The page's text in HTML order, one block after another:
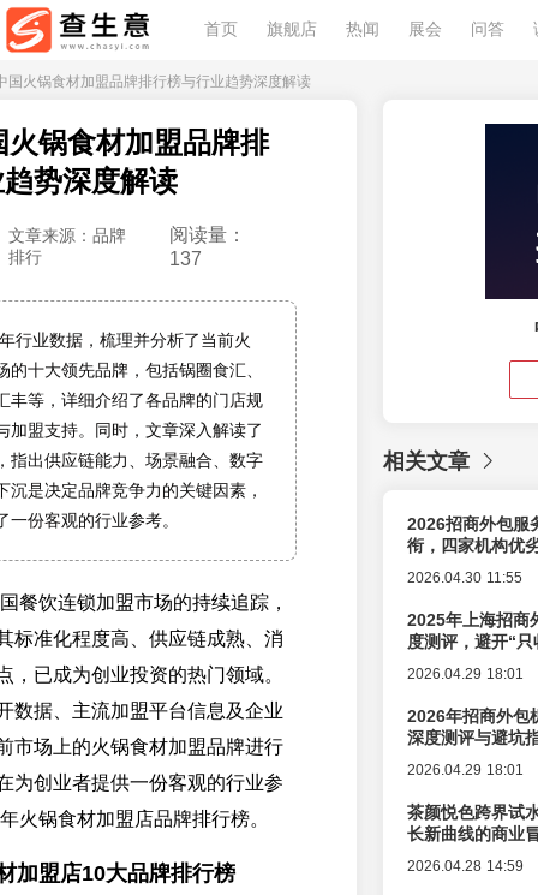
首页 旗舰店 热闻 展会 问答
国火锅食材加盟品牌排行榜与行业趋势深度解读
火锅食材加盟品牌排
势深度解读
文章来源：品牌
排行
阅读量：
137
行业数据，梳理并分析了当前火
的十大领先品牌，包括锅圈食汇、
丰等，详细介绍了各品牌的门店规
加盟支持。同时，文章深入解读了
指出供应链能力、场景融合、数字
沉是决定品牌竞争力的关键因素，
一份客观的行业参考。
餐饮连锁加盟市场的持续追踪，
标准化程度高、供应链成熟、消
，已成为创业投资的热门领域。
数据、主流加盟平台信息及企业
市场上的火锅食材加盟品牌进行
为创业者提供一份客观的行业参
火锅食材加盟店品牌排行榜。
加盟店10大品牌排行榜
相关文章
2026招商外包服
衔，四家机构优
2026.04.30 11:55
2025年上海招商
度测评，避开“
2026.04.29 18:01
2026年招商外包
深度测评与避坑
2026.04.29 18:01
茶颜悦色跨界试
长新曲线的商业
2026.04.28 14:59